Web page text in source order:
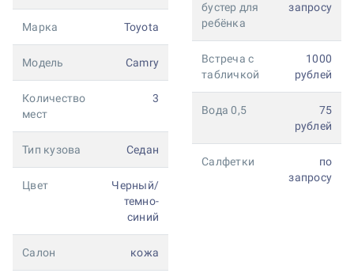
Марка Toyota
Модель Camry
Количество
мест
3
Тип кузова Седан
Цвет
Черный/
темно-
синий
Салон кожа
бустер для
ребёнка
запросу
Встреча с
табличкой
1000
рублей
Вода 0,5
75
рублей
Салфетки
по
запросу